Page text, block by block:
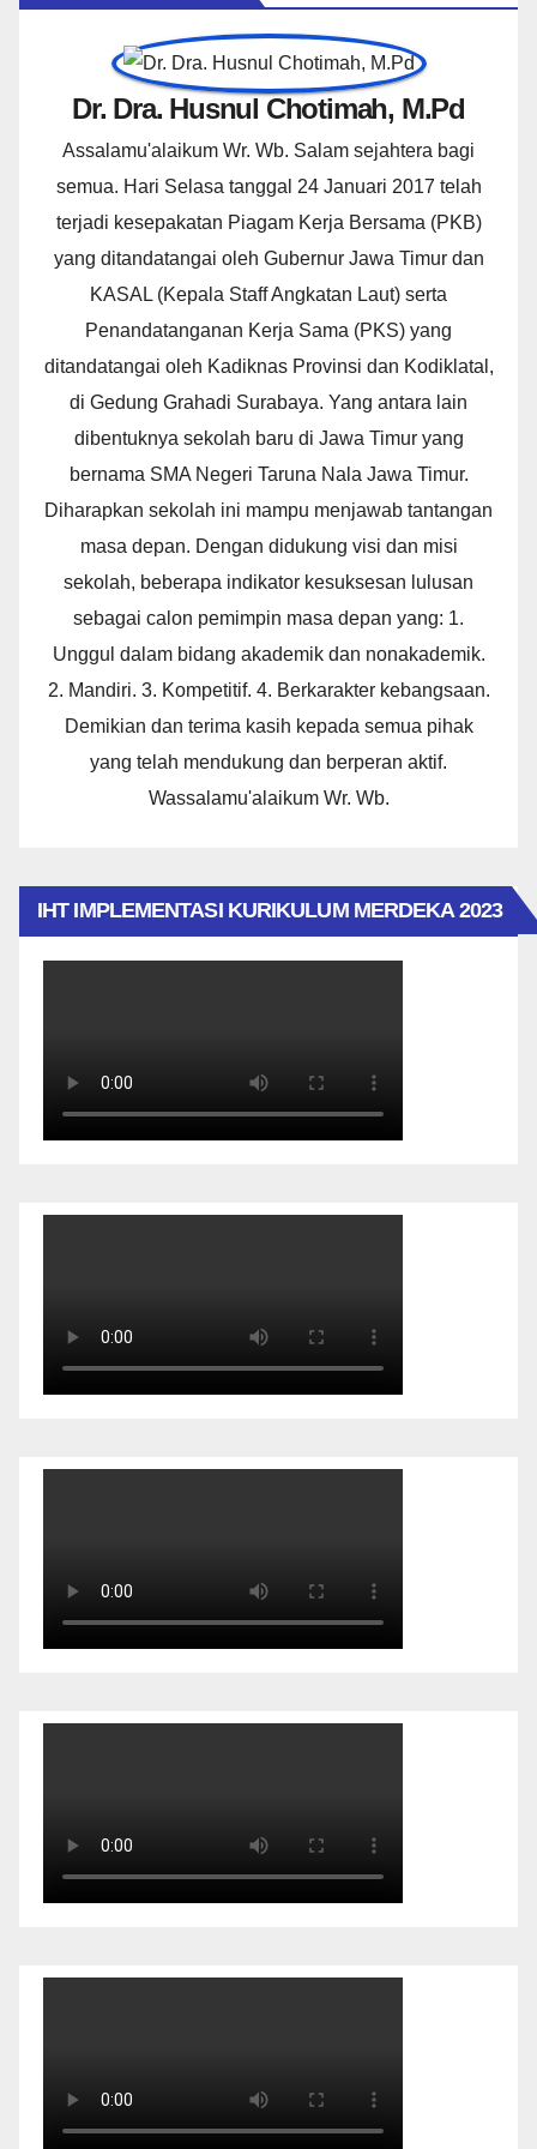
Dr. Dra. Husnul Chotimah, M.Pd
Assalamu'alaikum Wr. Wb. Salam sejahtera bagi
semua. Hari Selasa tanggal 24 Januari 2017 telah
terjadi kesepakatan Piagam Kerja Bersama (PKB)
yang ditandatangai oleh Gubernur Jawa Timur dan
KASAL (Kepala Staff Angkatan Laut) serta
Penandatanganan Kerja Sama (PKS) yang
ditandatangai oleh Kadiknas Provinsi dan Kodiklatal,
di Gedung Grahadi Surabaya. Yang antara lain
dibentuknya sekolah baru di Jawa Timur yang
bernama SMA Negeri Taruna Nala Jawa Timur.
Diharapkan sekolah ini mampu menjawab tantangan
masa depan. Dengan didukung visi dan misi
sekolah, beberapa indikator kesuksesan lulusan
sebagai calon pemimpin masa depan yang: 1.
Unggul dalam bidang akademik dan nonakademik.
2. Mandiri. 3. Kompetitif. 4. Berkarakter kebangsaan.
Demikian dan terima kasih kepada semua pihak
yang telah mendukung dan berperan aktif.
Wassalamu'alaikum Wr. Wb.
IHT IMPLEMENTASI KURIKULUM MERDEKA 2023